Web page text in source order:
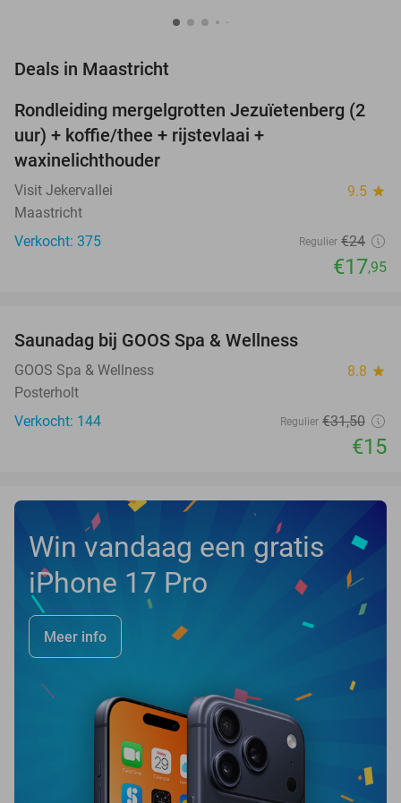
Deals in Maastricht
25%
Rondleiding mergelgrotten Jezuïetenberg (2
uur) + koffie/thee + rijstevlaai +
waxinelichthouder
Visit Jekervallei 9.5 star
Maastricht
Verkocht: 375
Regulier €24
€17,95
TODAY
Saunadag bij GOOS Spa & Wellness
GOOS Spa & Wellness 8.8 star
Posterholt
Verkocht: 144
Regulier €31,50
€15
Win vandaag een gratis
iPhone 17 Pro
Meer info